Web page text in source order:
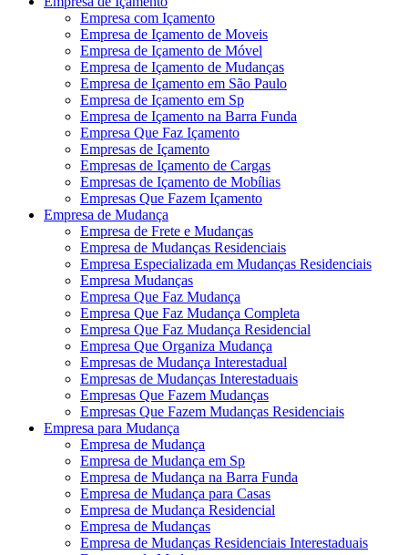
Empresa com Içamento
Empresa de Içamento de Moveis
Empresa de Içamento de Móvel
Empresa de Içamento de Mudanças
Empresa de Içamento em São Paulo
Empresa de Içamento em Sp
Empresa de Içamento na Barra Funda
Empresa Que Faz Içamento
Empresas de Içamento
Empresas de Içamento de Cargas
Empresas de Içamento de Mobílias
Empresas Que Fazem Içamento
Empresa de Mudança
Empresa de Frete e Mudanças
Empresa de Mudanças Residenciais
Empresa Especializada em Mudanças Residenciais
Empresa Mudanças
Empresa Que Faz Mudança
Empresa Que Faz Mudança Completa
Empresa Que Faz Mudança Residencial
Empresa Que Organiza Mudança
Empresas de Mudança Interestadual
Empresas de Mudanças Interestaduais
Empresas Que Fazem Mudanças
Empresas Que Fazem Mudanças Residenciais
Empresa para Mudança
Empresa de Mudança
Empresa de Mudança em Sp
Empresa de Mudança na Barra Funda
Empresa de Mudança para Casas
Empresa de Mudança Residencial
Empresa de Mudanças
Empresa de Mudanças Residenciais Interestaduais